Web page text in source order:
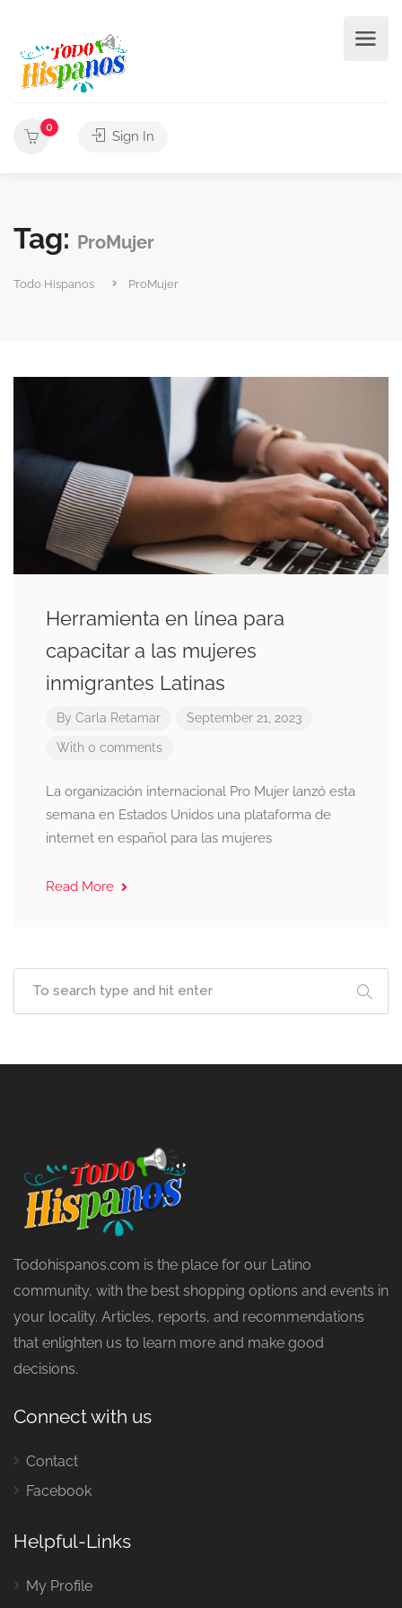
0
Sign In
Tag: ProMujer
Todo Hispanos ProMujer
Herramienta en línea para
capacitar a las mujeres
inmigrantes Latinas
By Carla Retamar September 21, 2023
With 0 comments
La organización internacional Pro Mujer lanzó esta
semana en Estados Unidos una plataforma de
internet en español para las mujeres
Read More
Todohispanos.com is the place for our Latino
community, with the best shopping options and events in
your locality. Articles, reports, and recommendations
that enlighten us to learn more and make good
decisions.
Connect with us
Contact
Facebook
Helpful-Links
My Profile